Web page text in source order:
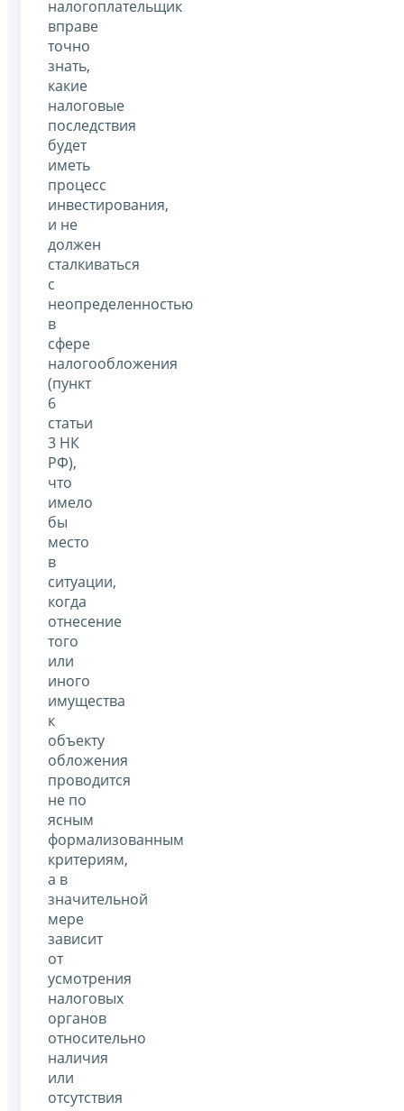
налогоплательщик
вправе
точно
знать,
какие
налоговые
последствия
будет
иметь
процесс
инвестирования,
и не
должен
сталкиваться
с
неопределенностью
в
сфере
налогообложения
(пункт
6
статьи
3 НК
РФ),
что
имело
бы
место
в
ситуации,
когда
отнесение
того
или
иного
имущества
к
объекту
обложения
проводится
не по
ясным
формализованным
критериям,
а в
значительной
мере
зависит
от
усмотрения
налоговых
органов
относительно
наличия
или
отсутствия